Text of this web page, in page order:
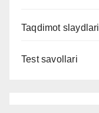
Taqdimot slaydlari
Test savollari